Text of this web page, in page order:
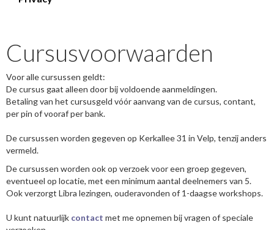
Cursusvoorwaarden
Voor alle cursussen geldt:
De cursus gaat alleen door bij voldoende aanmeldingen.
Betaling van het cursusgeld vóór aanvang van de cursus, contant,
per pin of vooraf per bank.
De cursussen worden gegeven op Kerkallee 31 in Velp, tenzij anders
vermeld.
De cursussen worden ook op verzoek voor een groep gegeven,
eventueel op locatie, met een minimum aantal deelnemers van 5.
Ook verzorgt Libra lezingen, ouderavonden of 1-daagse workshops.
U kunt natuurlijk contact met me opnemen bij vragen of speciale